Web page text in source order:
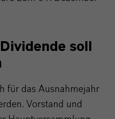
soll
für das Ausnahmejahr
Vorstand und